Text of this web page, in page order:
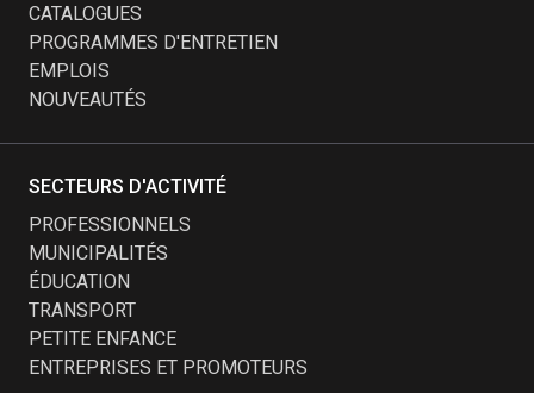
CATALOGUES
PROGRAMMES D'ENTRETIEN
EMPLOIS
NOUVEAUTÉS
SECTEURS D'ACTIVITÉ
PROFESSIONNELS
MUNICIPALITÉS
ÉDUCATION
TRANSPORT
PETITE ENFANCE
ENTREPRISES ET PROMOTEURS